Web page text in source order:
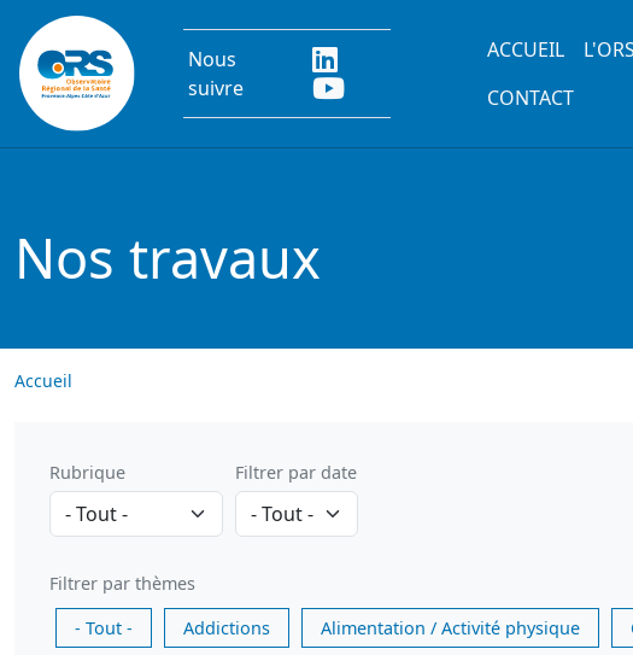
Aller au contenu principal
Nous
suivre
Main
ACCUEIL
CONTACT
Nos travaux
Accueil
Rubrique Filtrer par date
Filtrer par thèmes
- Tout -
Addictions Alimentation / Activité physique